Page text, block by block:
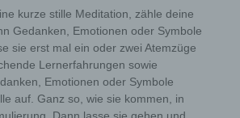
kurze stille Meditation, zähle deine
Gedanken, Emotionen oder Symbole
sie erst mal ein oder zwei Atemzüge
Lernerfahrungen sowie
Emotionen oder Symbole
auf. Ganz so, wie sie kommen, in
by the respective input mask
The personal data entered by
collected and stored exclusively for
controller, and for his own purposes.
request transfer to one or more
parcel service) that also uses
an internal purpose which is